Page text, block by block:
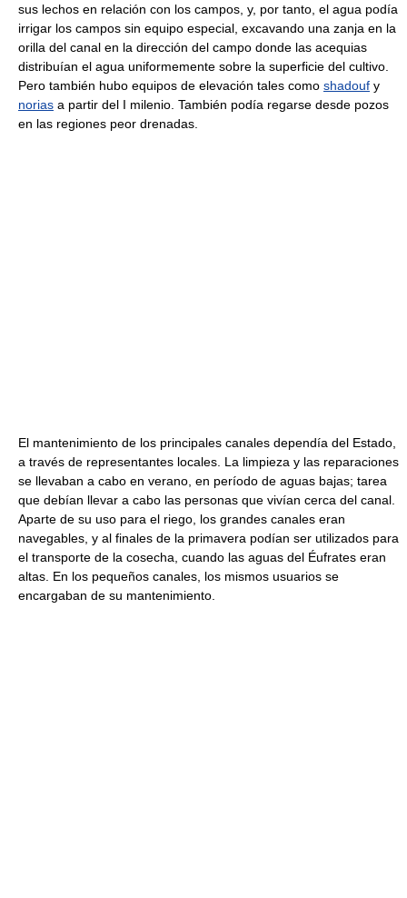
sus lechos en relación con los campos, y, por tanto, el agua podía
irrigar los campos sin equipo especial, excavando una zanja en la
orilla del canal en la dirección del campo donde las acequias
distribuían el agua uniformemente sobre la superficie del cultivo.
Pero también hubo equipos de elevación tales como shadouf y
norias a partir del I milenio. También podía regarse desde pozos
en las regiones peor drenadas.
El mantenimiento de los principales canales dependía del Estado,
a través de representantes locales. La limpieza y las reparaciones
se llevaban a cabo en verano, en período de aguas bajas; tarea
que debían llevar a cabo las personas que vivían cerca del canal.
Aparte de su uso para el riego, los grandes canales eran
navegables, y al finales de la primavera podían ser utilizados para
el transporte de la cosecha, cuando las aguas del Éufrates eran
altas. En los pequeños canales, los mismos usuarios se
encargaban de su mantenimiento.